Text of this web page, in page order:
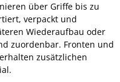
über Griffe bis zu
verpackt und
Wiederaufbau oder
zuordenbar. Fronten und
zusätzlichen